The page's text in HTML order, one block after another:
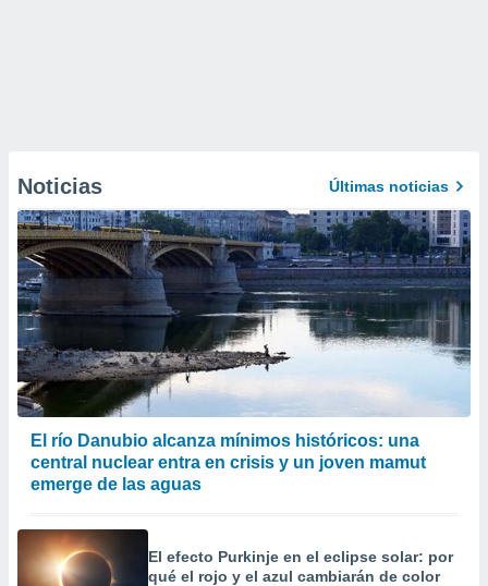
Noticias Últimas noticias
El río Danubio alcanza mínimos históricos: una
central nuclear entra en crisis y un joven mamut
emerge de las aguas
El efecto Purkinje en el eclipse solar: por
qué el rojo y el azul cambiarán de color